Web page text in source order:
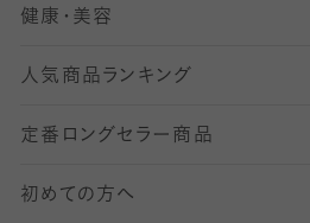
オーバーニー・ニーハイソック
111〜210デニールタイツ
211デニールタイツ以上（防寒
5 分丈
6 分丈レギンス
7 分丈 レギンス
8分丈 レギンス
美脚ストッキング
オールスルーストッキング
フレッシャーズ向けソックス・
冠婚葬祭向けソックス・靴下
スーツカジュアルソックス・靴
ロングホーズ
ランニングソックス・靴下
ゴルフソックス・靴下
サッカー・フットサル用ソックス
ヨガソックス・靴下
健康・美容
インナーソックス
加圧・着圧ソックス
冷えとり靴下
人気商品ランキング
定番ロングセラー商品
初めての方へ